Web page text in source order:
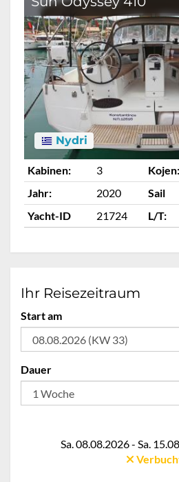
Nydri
Kabinen: 3 Kojen:
Jahr:
2020 Sail
Yacht-ID
21724 L/T:
Ihr Reisezeitraum
Start am
Dauer
Sa. 08.08.2026 - Sa.